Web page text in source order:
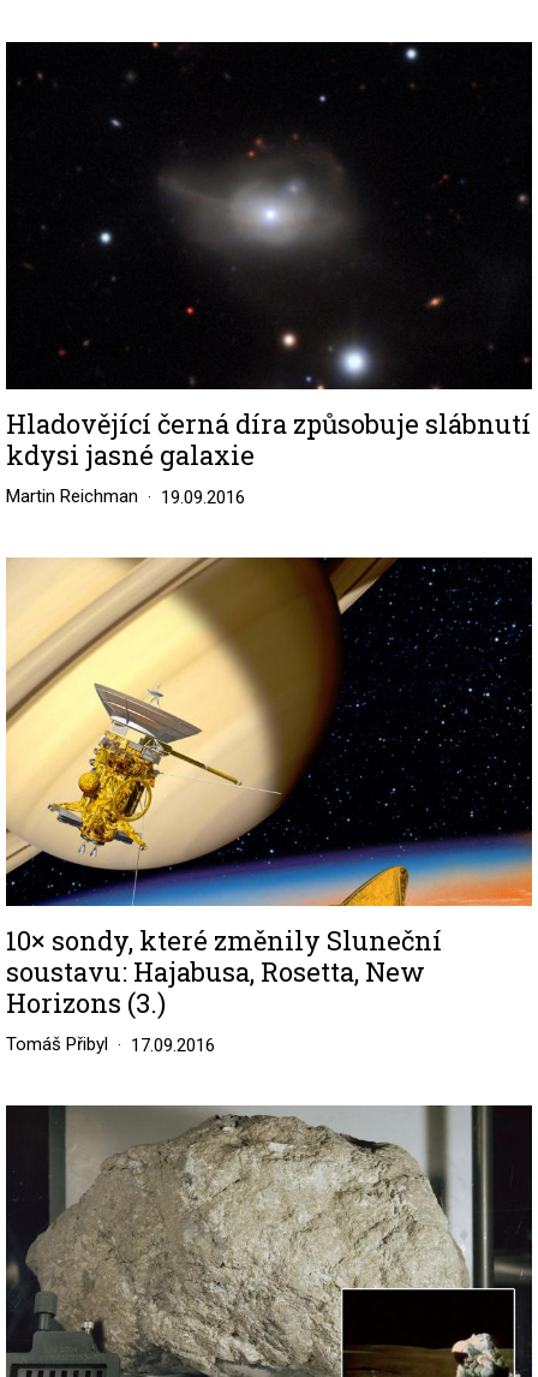
Hladovějící černá díra způsobuje slábnutí
kdysi jasné galaxie
Martin Reichman 19.09.2016
10× sondy, které změnily Sluneční
soustavu: Hajabusa, Rosetta, New
Horizons (3.)
Tomáš Přibyl 17.09.2016
Image